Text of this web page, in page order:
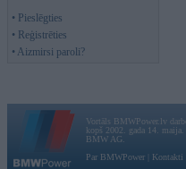
• Pieslēgties
• Reģistrēties
• Aizmirsi paroli?
Vortāls BMWPower.lv
kopš 2002. gada 14.
BMW AG.
Par BMWPower
Kontakti